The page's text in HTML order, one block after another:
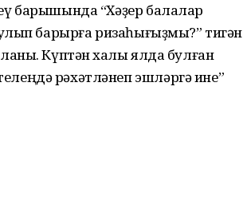
барышында “Хәҙер балалар
барырға ризаһығыҙмы?” тигән
Күптән хаҡлы ялда булған
рәхәтләнеп эшләргә ине”